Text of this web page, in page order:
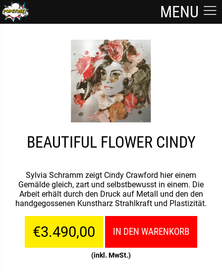
MENU
BEAUTIFUL FLOWER CINDY
Sylvia Schramm zeigt Cindy Crawford hier einem
Gemälde gleich, zart und selbstbewusst in einem. Die
Arbeit erhält durch den Druck auf Metall und den den
handgegossenen Kunstharz Strahlkraft und Plastizität.
€3.490,00 IN DEN WARENKORB
(inkl. MwSt.)